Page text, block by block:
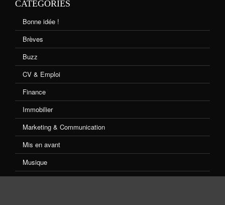
CATÉGORIES
Bonne idée !
Brèves
Buzz
CV & Emploi
Finance
Immobilier
Marketing & Communication
Mis en avant
Musique